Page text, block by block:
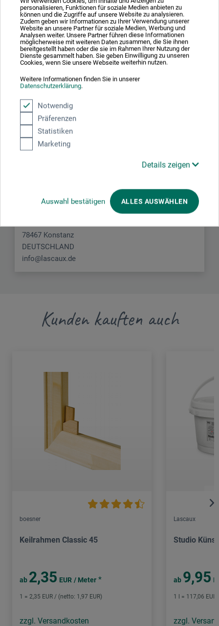
personalisieren, Funktionen für soziale Medien anbieten zu
können und die Zugriffe auf unsere Website zu analysieren.
Zudem geben wir Informationen zu Ihrer Verwendung unserer
Website an unsere Partner für soziale Medien, Werbung und
Analysen weiter. Unsere Partner führen diese Informationen
möglicherweise mit weiteren Daten zusammen, die Sie ihnen
bereitgestellt haben oder die sie im Rahmen Ihrer Nutzung der
Dienste gesammelt haben. Sie geben Einwilligung zu unseren
Cookies, wenn Sie unsere Webseite weiterhin nutzen.
Weitere Informationen finden Sie in unserer
Datenschutzerklärung.
Notwendig
Präferenzen
Statistiken
Marketing
Details zeigen
Auswahl bestätigen ALLES AUSWÄHLEN
Produktbewertungen (0)
Schreiben Sie die erste Bewertung zu diesem Produkt
Hersteller-Kontakt
Hier finden Sie die Kontaktdaten des Herstellers zu
Lascaux Colours & Restauro Europe GmbH
78467 Konstanz
DEUTSCHLAND
info@lascaux.de
Kunden kauften auch
boesner
Keilrahmen Classic 45
ab 2,35 EUR / Meter *
1 = 2,35 EUR / (netto: 1,97 EUR)
zzgl. Versandkosten
Lascaux
Studio
ab 9,95
1 l = 117,06
zzgl.